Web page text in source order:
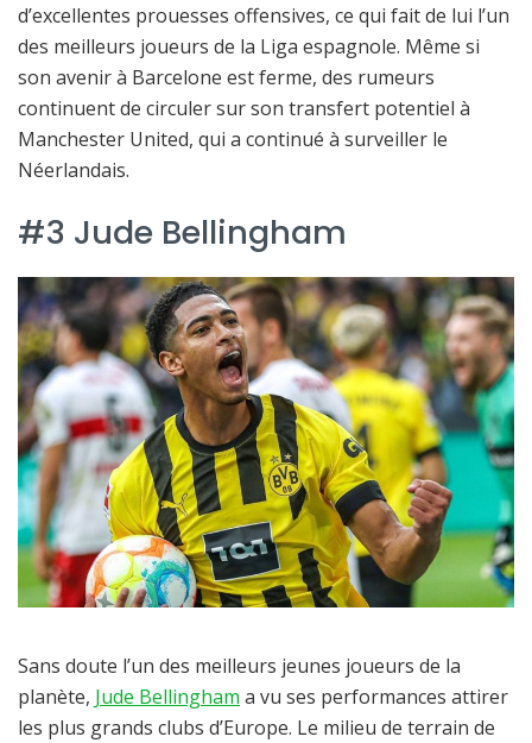
d’excellentes prouesses offensives, ce qui fait de lui l’un
des meilleurs joueurs de la Liga espagnole. Même si
son avenir à Barcelone est ferme, des rumeurs
continuent de circuler sur son transfert potentiel à
Manchester United, qui a continué à surveiller le
Néerlandais.
#3 Jude Bellingham
Sans doute l’un des meilleurs jeunes joueurs de la
planète, Jude Bellingham a vu ses performances attirer
les plus grands clubs d’Europe. Le milieu de terrain de